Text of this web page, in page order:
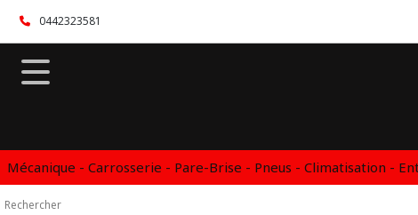
0442323581
Mécanique - Carrosserie - Pare-Brise - Pneus - Climatisation -